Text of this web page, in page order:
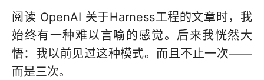
阅读 OpenAI 关于Harness工程的文章时，我
始终有一种难以言喻的感觉。后来我恍然大
悟：我以前见过这种模式。而且不止一次——
而是三次。